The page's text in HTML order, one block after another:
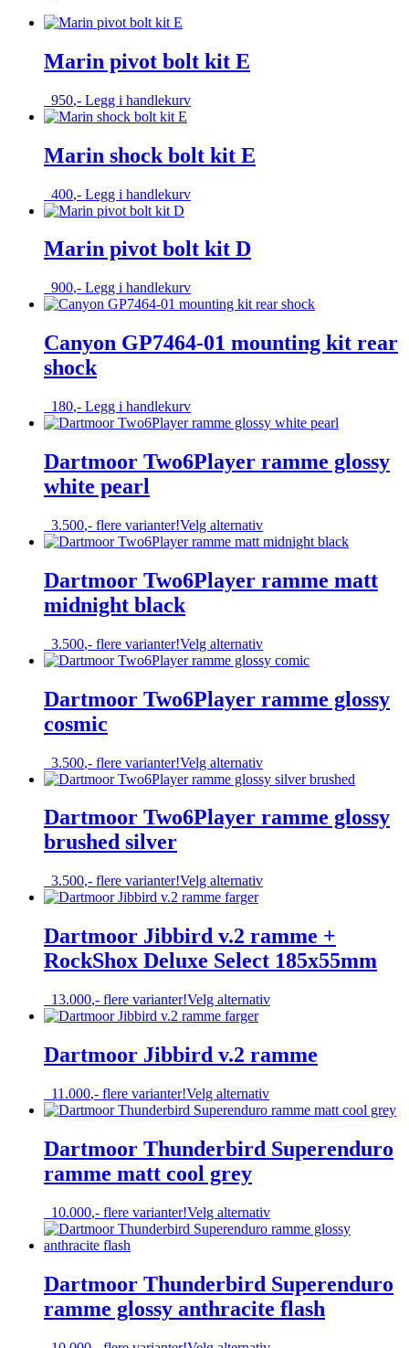
Marin pivot bolt kit E
950,- Legg i handlekurv
Marin shock bolt kit E
400,- Legg i handlekurv
Marin pivot bolt kit D
900,- Legg i handlekurv
Canyon GP7464-01 mounting kit rear
shock
180,- Legg i handlekurv
Dartmoor Two6Player ramme glossy
white pearl
3.500,- flere varianter!Velg alternativDette
produktet
varianter.
velges
på
produktsiden
Dartmoor Two6Player ramme matt
midnight black
3.500,- flere varianter!Velg alternativDette
produktet
varianter.
velges
på
produktsiden
Dartmoor Two6Player ramme glossy
cosmic
3.500,- flere varianter!Velg alternativDette
produktet
flere
varianter.
velges
Dartmoor Two6Player ramme glossy
brushed silver
3.500,- flere varianter!Velg alternativDette
varianter.
Alternativene
velges
på
Dartmoor Jibbird v.2 ramme +
RockShox Deluxe Select 185x55mm
13.000,- flere varianter!Velg alternativDette
varianter.
velges
produktsiden
Dartmoor Jibbird v.2 ramme
11.000,- flere varianter!Velg alternativDette
produktet
flere
varianter.
velges
på
produktsiden
Dartmoor Thunderbird Superenduro
ramme matt cool grey
10.000,- flere varianter!Velg alternativDette
produktet
varianter.
Alternativene
kan
på
Dartmoor Thunderbird Superenduro
ramme glossy anthracite flash